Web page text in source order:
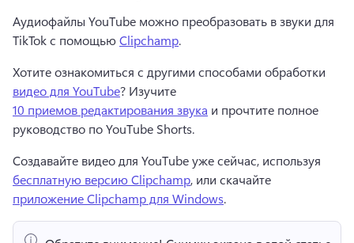
Аудиофайлы YouTube можно преобразовать в звуки для
TikTok с помощью Clipchamp.
Хотите ознакомиться с другими способами обработки
видео для YouTube? Изучите
10 приемов редактирования звука и прочтите полное
руководство по YouTube Shorts.
Создавайте видео для YouTube уже сейчас, используя
бесплатную версию Clipchamp, или скачайте
приложение Clipchamp для Windows.